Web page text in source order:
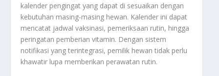
kalender pengingat yang dapat di sesuaikan dengan
kebutuhan masing-masing hewan. Kalender ini dapat
mencatat jadwal vaksinasi, pemeriksaan rutin, hingga
peringatan pemberian vitamin. Dengan sistem
notifikasi yang terintegrasi, pemilik hewan tidak perlu
khawatir lupa memberikan perawatan rutin.